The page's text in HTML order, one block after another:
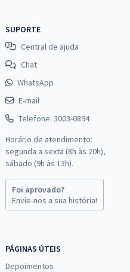
SUPORTE
Central de ajuda
Chat
WhatsApp
E-mail
Telefone: 3003-0894
Horário de atendimento:
segunda a sexta (8h às 20h),
sábado (9h às 13h).
Foi aprovado?
Envie-nos a sua história!
PÁGINAS ÚTEIS
Depoimentos